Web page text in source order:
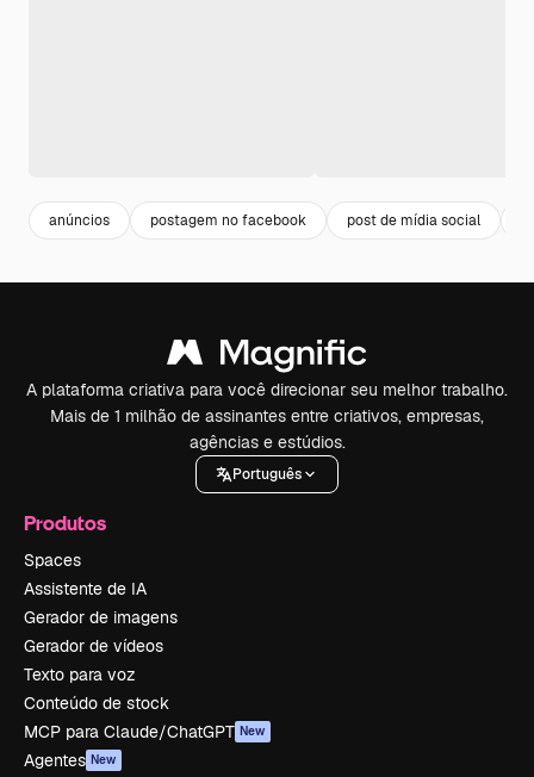
anúncios postagem no facebook post de mídia social
A plataforma criativa para você direcionar seu melhor trabalho.
Mais de 1 milhão de assinantes entre criativos, empresas,
agências e estúdios.
Português
Produtos
Spaces
Assistente de IA
Gerador de imagens
Gerador de vídeos
Texto para voz
Conteúdo de stock
MCP para Claude/ChatGPT New
Agentes New